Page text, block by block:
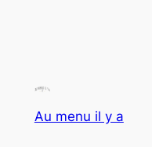
Au menu il y a